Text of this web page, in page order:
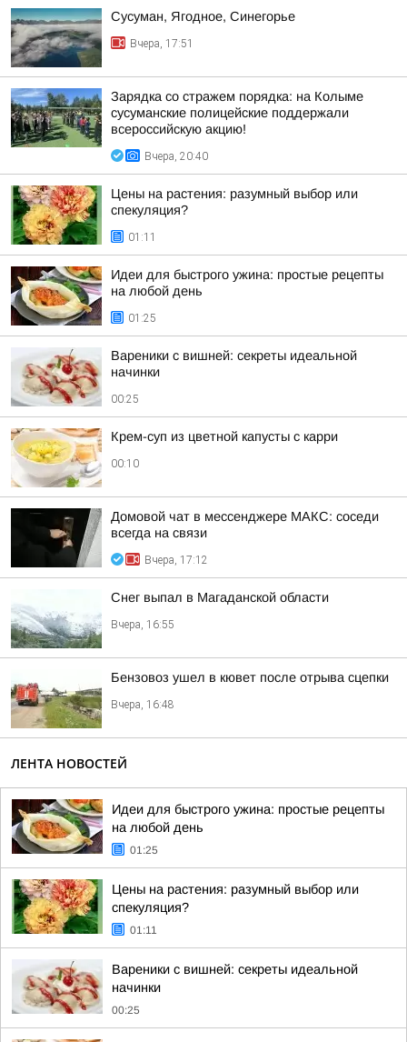
Сусуман, Ягодное, Синегорье
Вчера, 17:51
Зарядка со стражем порядка: на Колыме
сусуманские полицейские поддержали
всероссийскую акцию!
Вчера, 20:40
Цены на растения: разумный выбор или
спекуляция?
01:11
Идеи для быстрого ужина: простые рецепты
на любой день
01:25
Вареники с вишней: секреты идеальной
начинки
00:25
Крем-суп из цветной капусты с карри
00:10
Домовой чат в мессенджере MAКС: соседи
всегда на связи
Вчера, 17:12
Снег выпал в Магаданской области
Вчера, 16:55
Бензовоз ушел в кювет после отрыва сцепки
Вчера, 16:48
ЛЕНТА НОВОСТЕЙ
Идеи для быстрого ужина: простые рецепты
на любой день
01:25
Цены на растения: разумный выбор или
спекуляция?
01:11
Вареники с вишней: секреты идеальной
начинки
00:25